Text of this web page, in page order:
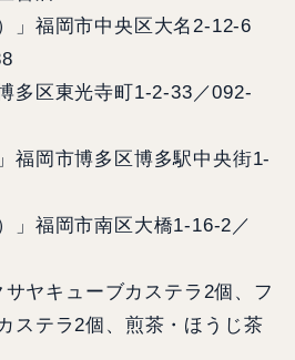
」福岡市中央区大名2-12-6
多区東光寺町1-2-33／092-
福岡市博多区博多駅中央街1-
」福岡市南区大橋1-16-2／
ヤキューブカステラ2個、フ
ステラ2個、煎茶・ほうじ茶